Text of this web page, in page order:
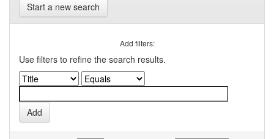
Start a new search
Add filters:
Use filters to refine the search results.